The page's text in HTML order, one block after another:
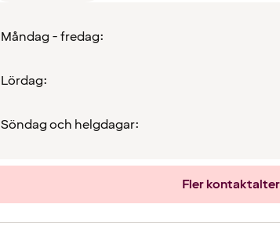
Måndag - fredag:
Lördag:
Söndag och helgdagar:
Fler